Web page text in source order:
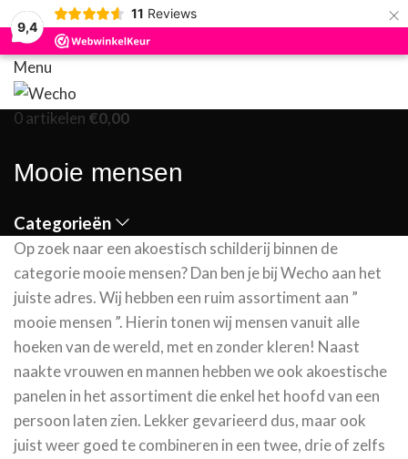
9,4
11 Reviews ×
Menu
0artikelen €0,00
Mooie mensen
Categorieën
Op zoek naar een akoestisch schilderij binnen de
categorie mooie mensen? Dan ben je bij Wecho aan het
juiste adres. Wij hebben een ruim assortiment aan ”
mooie mensen ”. Hierin tonen wij mensen vanuit alle
hoeken van de wereld, met en zonder kleren! Naast
naakte vrouwen en mannen hebben we ook akoestische
panelen in het assortiment die enkel het hoofd van een
persoon laten zien. Lekker gevarieerd dus, maar ook
juist weer goed te combineren in een twee, drie of zelfs